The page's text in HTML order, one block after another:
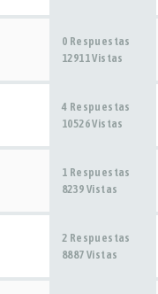
0 Respuestas
12911 Vistas
4 Respuestas
10526 Vistas
1 Respuestas
8239 Vistas
2 Respuestas
8887 Vistas